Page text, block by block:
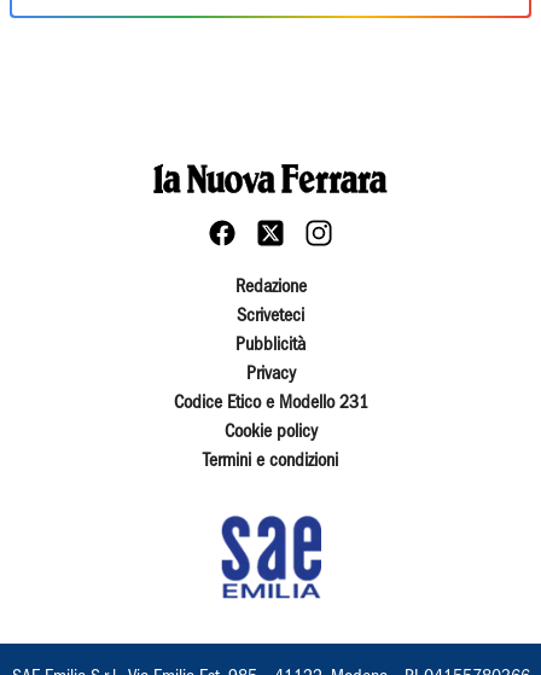
Redazione
Scriveteci
Pubblicità
Privacy
Codice Etico e Modello 231
Cookie policy
Termini e condizioni